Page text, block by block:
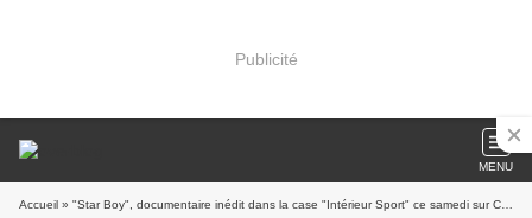
Publicité
MENU
Accueil » "Star Boy", documentaire inédit dans la case "Intérieur Sport" ce samedi sur CANAL+